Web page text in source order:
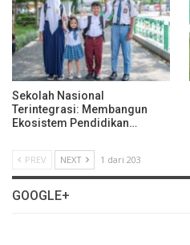
Sekolah Nasional
Terintegrasi: Membangun
Ekosistem Pendidikan…
PREV NEXT 1 dari 203
GOOGLE+